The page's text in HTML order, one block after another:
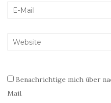
Benachrichtige mich über
Mail.